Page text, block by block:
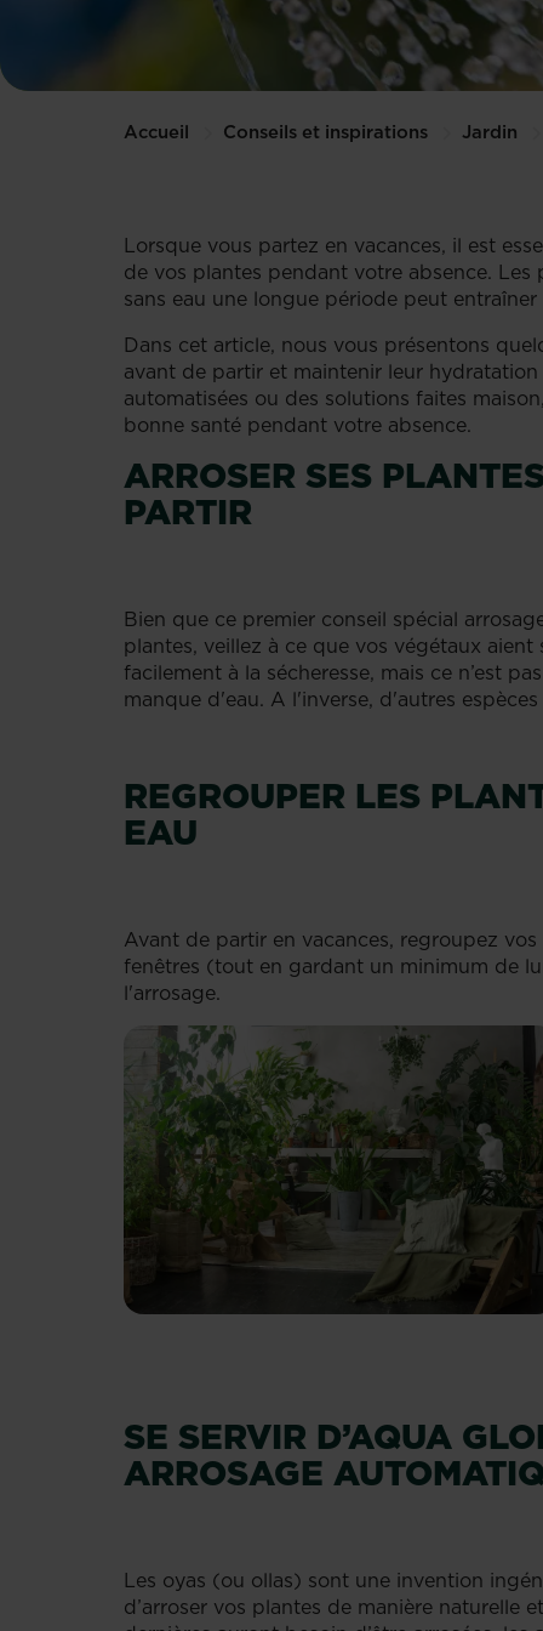
Accueil Conseils et inspirations Jardin
Lorsque vous partez en vacances, il est
de vos plantes pendant votre absence.
sans eau une longue période peut
Dans cet article, nous vous présentons
avant de partir et maintenir leur
automatisées ou des solutions faites
bonne santé pendant votre absence.
ARROSER SES
PARTIR
Bien que ce premier conseil spécial
plantes, veillez à ce que vos végétaux
facilement à la sécheresse, mais ce n’est
manque d'eau. A l'inverse, d'autres
REGROUPER LES
EAU
Avant de partir en vacances, regroupez
fenêtres (tout en gardant un minimum de
l'arrosage.
SE SERVIR D’AQUA
ARROSAGE
Les oyas (ou ollas) sont une invention
d’arroser vos plantes de manière naturelle